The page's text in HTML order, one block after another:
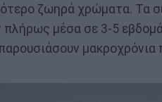
ζωηρά χρώματα. Τα
πλήρως μέσα σε 3-5